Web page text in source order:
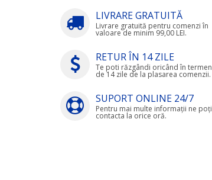
LIVRARE GRATUITĂ
Livrare gratuită pentru comenzi în
valoare de minim 99,00 LEI.
RETUR ÎN 14 ZILE
Te poti răzgândi oricând în termen
de 14 zile de la plasarea comenzii.
SUPORT ONLINE 24/7
Pentru mai multe informații ne poți
contacta la orice oră.